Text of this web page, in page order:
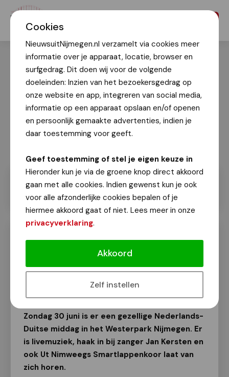
Cookies
NieuwsuitNijmegen.nl verzamelt via cookies meer
informatie over je apparaat, locatie, browser en
surfgedrag. Dit doen wij voor de volgende
doeleinden: Inzien van het bezoekersgedrag op
onze website en app, integreren van social media,
informatie op een apparaat opslaan en/of openen
en persoonlijk gemaakte advertenties, indien je
daar toestemming voor geeft.
Geef toestemming of stel je eigen keuze in
Hieronder kun je via de groene knop direct akkoord
gaan met alle cookies. Indien gewenst kun je ook
voor alle afzonderlijke cookies bepalen of je
hiermee akkoord gaat of niet. Lees meer in onze
privacyverklaring.
Akkoord
Zelf instellen
Bockworst, bier, livemuziek en
smartlappen in het Westerpark
Nijmegen!
Van onze redactie
29 juni 2024
Zondag 30 juni is er een gezellige Nederlands-
Duitse middag in het Westerpark Nijmegen. Er
is livemuziek, haak in bij zanger Jan Kersten en
ook Ut Nimweegs Smartlappenkoor laat van
zich horen.